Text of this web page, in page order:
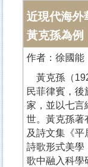
近現代海外
黃克孫為例
作者：徐國能
黃克孫（
民菲律賓，後
家，並以七言
世。黃克孫著
及詩文集《
詩歌形式美學
歌中融入科學